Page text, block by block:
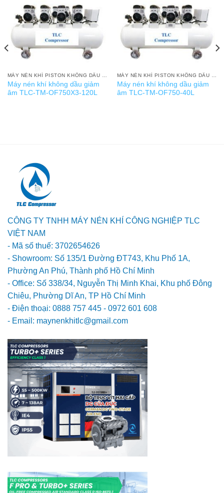
MÁY NÉN KHÍ PISTON KHÔNG DẦU GIẢM ÂM
Máy nén khí không dầu giảm
âm TLC-TM-OF750X3-120L
MÁY NÉN KHÍ PISTON KHÔNG DẦU GIẢM ÂM
Máy nén khí không dầu giảm
âm TLC-TM-OF750-40L
CÔNG TY TNHH MÁY NÉN KHÍ CÔNG NGHIỆP TLC
VIỆT NAM
- Mã số thuế: 3702654626
- Showroom: Số 135/1 Đường ĐT743, Khu Phố 1A,
Phường An Phú, Thành phố Hồ Chí Minh
- Office: Số 338/34, Nguyễn Thị Minh Khai, Khu phố Đông
Chiêu, Phường Dĩ An, TP Hồ Chí Minh
- Điện thoại: 0888 757 445 - 0972 601 608
- Email: maynenkhitlc@gmail.com